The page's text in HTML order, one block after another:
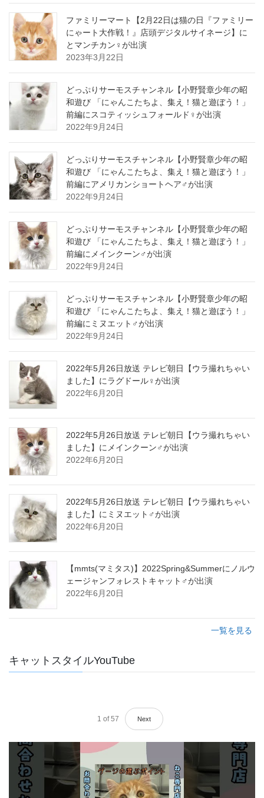
ファミリーマート【2月22日は猫の日『ファミリー
にゃート大作戦！』店頭デジタルサイネージ】に
とマンチカン♀が出演
2023年3月22日
どっぷりサーモスチャンネル【小野賢章少年の昭
和遊び 「にゃんこたちよ、集え！猫と遊ぼう！」
前編にスコティッシュフォールド♀が出演
2022年9月24日
どっぷりサーモスチャンネル【小野賢章少年の昭
和遊び 「にゃんこたちよ、集え！猫と遊ぼう！」
前編にアメリカンショートヘア♂が出演
2022年9月24日
どっぷりサーモスチャンネル【小野賢章少年の昭
和遊び 「にゃんこたちよ、集え！猫と遊ぼう！」
前編にメインクーン♂が出演
2022年9月24日
どっぷりサーモスチャンネル【小野賢章少年の昭
和遊び 「にゃんこたちよ、集え！猫と遊ぼう！」
前編にミヌエット♂が出演
2022年9月24日
2022年5月26日放送 テレビ朝日【ウラ撮れちゃい
ました】にラグドール♀が出演
2022年6月20日
2022年5月26日放送 テレビ朝日【ウラ撮れちゃい
ました】にメインクーン♂が出演
2022年6月20日
2022年5月26日放送 テレビ朝日【ウラ撮れちゃい
ました】にミヌエット♂が出演
2022年6月20日
【mmts(マミタス)】2022Spring&Summerにノルウ
ェージャンフォレストキャット♂が出演
2022年6月20日
一覧を見る
キャットスタイルYouTube
1 of 57 Next